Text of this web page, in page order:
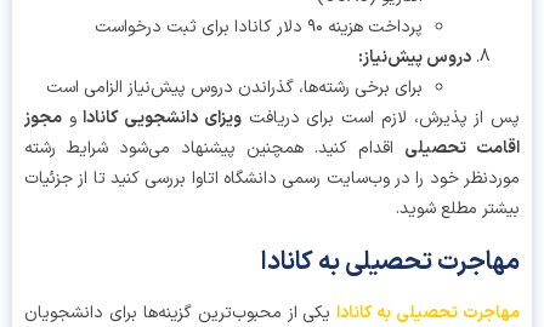
پرداخت هزینه ۹۰ دلار کانادا برای ثبت درخواست
دروس پیش‌نیاز:
برای برخی رشته‌ها، گذراندن دروس پیش‌نیاز الزامی است
از پذیرش، لازم است برای دریافتویزای دانشجویی کاناداومجوز
تحصیلیاقدام کنید. همچنین پیشنهاد می‌شود شرایط رشته
خود را در وب‌سایت رسمی دانشگاه اتاوا بررسی کنید تا از جزئیات
مطلع شوید.
تحصیلی به کانادا
تحصیلی به کانادا یکی از محبوب‌ترین گزینه‌ها برای دانشجویان